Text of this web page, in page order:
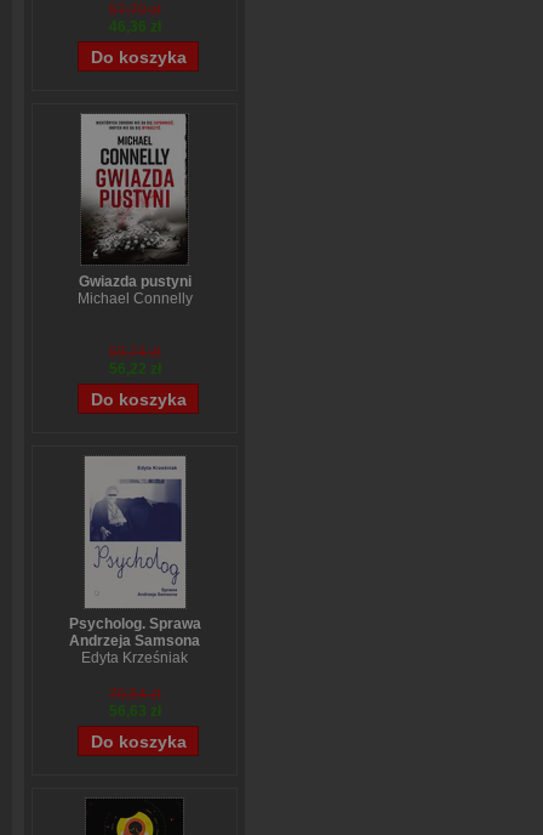
57,70 zł
46,36 zł
Gwiazda pustyni
Michael Connelly
59,74 zł
56,22 zł
Psycholog. Sprawa
Andrzeja Samsona
Edyta Krześniak
70,54 zł
56,63 zł